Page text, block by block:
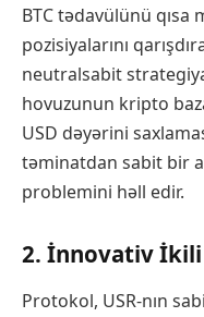
BTC tədavülünü
pozisiyalarını
neutralsabit
hovuzunun kripto
USD dəyərini
təminatdan sabit bir
problemini həll edir.
2. İnnovativ İkili
Protokol, USR-nın